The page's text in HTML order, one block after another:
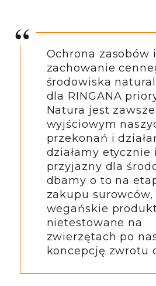
Ochrona zasobów i
zachowanie
środowiska
dla RINGANA
Natura jest
wyjściowym
przekonań i
działamy etycznie
przyjazny dla
dbamy o to na
zakupu surowców,
wegańskie
nietestowane na
zwierzętach po
koncepcję zwrotu